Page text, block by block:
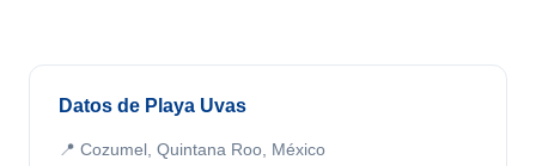
Datos de Playa Uvas
📍 Cozumel, Quintana Roo, México